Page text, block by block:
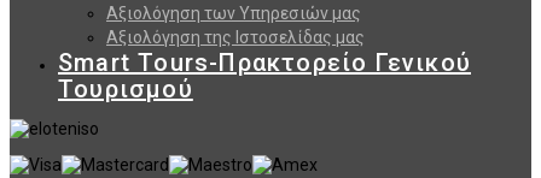
Αξιολόγηση των Υπηρεσιών μας
Αξιολόγηση της Ιστοσελίδας μας
Smart Tours-Πρακτορείο Γενικού
Τουρισμού